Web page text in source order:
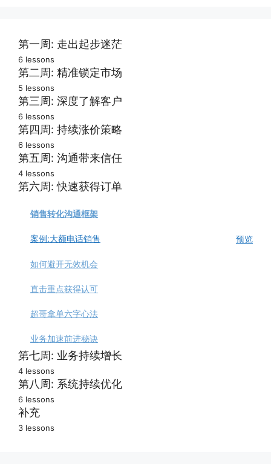
第一周: 走出起步迷茫
跨越起步最大障碍
持续动力保持高效
如何选择赚钱机会
101个赚钱的生意机会
选定你的创业方向
你的迷你事业蓝图
6 lessons
第二周: 精准锁定市场
如何选择目标市场
快速测试市场潜力
搜集信息筛选客户
高价值市场的细分
5 lessons
第三周: 深度了解客户
顶级销售员的秘密
从免费到付费客户
如何让价值感更高
6 lessons
第四周: 持续涨价策略
你的定价策略选择
掌握业务发展节奏
6 lessons
第五周: 沟通带来信任
向新客户有效推介
化解客户反对意见
如何面对客户拒绝
沟通实战问题清单
4 lessons
第六周: 快速获得订单
销售转化沟通框架
案例:大额电话销售 预览
如何避开无效机会
直击重点获得认可
超哥拿单六字心法
业务加速前进秘诀
第七周: 业务持续增长
搭建高效迷你系统
不断增长持续收入
快速增长营销策略
4 lessons
第八周: 系统持续优化
建设你的独立网站
6 lessons
补充
3 lessons